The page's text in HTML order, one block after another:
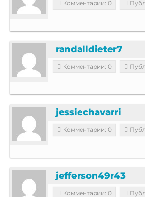
Комментарии: 0
randalldieter7
Комментарии: 0
jessiechavarri
Комментарии: 0
jefferson49r43
Комментарии: 0